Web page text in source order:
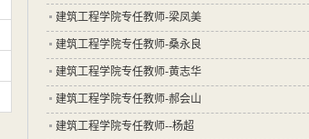
建筑工程学院专任教师-梁凤美
建筑工程学院专任教师-桑永良
建筑工程学院专任教师-黄志华
建筑工程学院专任教师-郝会山
建筑工程学院专任教师--杨超